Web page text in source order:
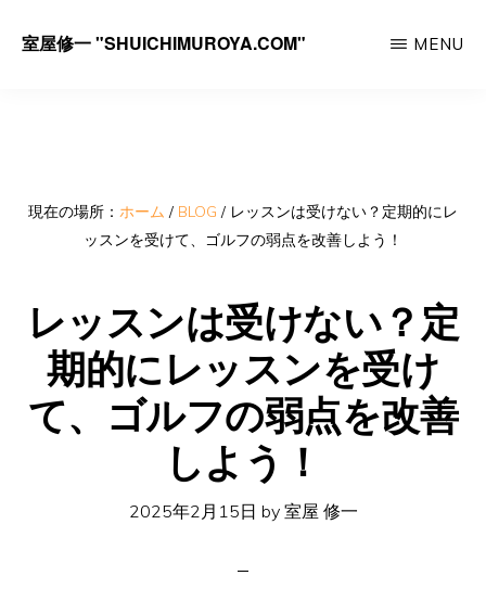
室屋修一 "SHUICHIMUROYA.COM"
ー
屋
MENU
現在の場所： ホーム / BLOG / レッスンは受けない？定期的にレ
ッスンを受けて、ゴルフの弱点を改善しよう！
レッスンは受けない？定
期的にレッスンを受け
て、ゴルフの弱点を改善
しよう！
2025年2月15日 by 室屋 修一